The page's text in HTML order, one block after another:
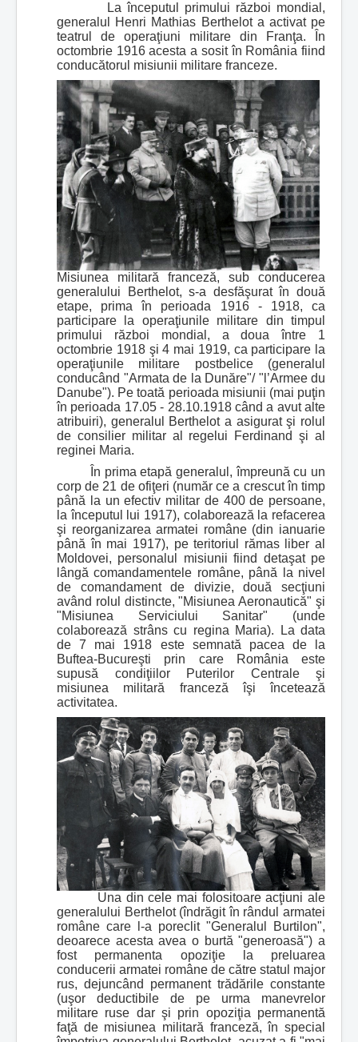
La începutul primului război mondial,
generalul Henri Mathias Berthelot a activat pe
teatrul de operaţiuni militare din Franţa. În
octombrie 1916 acesta a sosit în România fiind
conducătorul misiunii militare franceze.
Misiunea militară franceză, sub conducerea
generalului Berthelot, s-a desfăşurat în două
etape, prima în perioada 1916 - 1918, ca
participare la operaţiunile militare din timpul
primului război mondial, a doua între 1
octombrie 1918 şi 4 mai 1919, ca participare la
operaţiunile militare postbelice (generalul
conducând "Armata de la Dunăre"/ "l’Armee du
Danube"). Pe toată perioada misiunii (mai puţin
în perioada 17.05 - 28.10.1918 când a avut alte
atribuiri), generalul Berthelot a asigurat şi rolul
de consilier militar al regelui Ferdinand şi al
reginei Maria.
În prima etapă generalul, împreună cu un
corp de 21 de ofiţeri (număr ce a crescut în timp
până la un efectiv militar de 400 de persoane,
la începutul lui 1917), colaborează la refacerea
şi reorganizarea armatei române (din ianuarie
până în mai 1917), pe teritoriul rămas liber al
Moldovei, personalul misiunii fiind detaşat pe
lângă comandamentele române, până la nivel
de comandament de divizie, două secţiuni
având rolul distincte, "Misiunea Aeronautică" şi
"Misiunea Serviciului Sanitar" (unde
colaborează strâns cu regina Maria). La data
de 7 mai 1918 este semnată pacea de la
Buftea-Bucureşti prin care România este
supusă condiţiilor Puterilor Centrale şi
misiunea militară franceză îşi încetează
activitatea.
Una din cele mai folositoare acţiuni ale
generalului Berthelot (îndrăgit în rândul armatei
române care l-a poreclit "Generalul Burtilon",
deoarece acesta avea o burtă "generoasă") a
fost permanenta opoziţie la preluarea
conducerii armatei române de către statul major
rus, dejuncând permanent trădările constante
(uşor deductibile de pe urma manevrelor
militare ruse dar şi prin opoziţia permanentă
faţă de misiunea militară franceză, în special